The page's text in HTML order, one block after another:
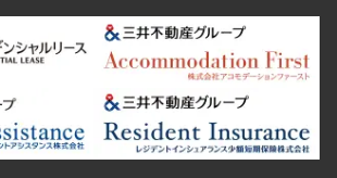
谷・神楽坂・飯田橋
三田・芝・浜松町
月島・勝どき・豊洲
本郷・春日・小石川
・高田馬場・早稲田
祐天寺・学芸大学・自由が丘
成城・砧
池袋・板橋・王子
江東区 台東区 墨田区
中野区
橋区 練馬区 荒川区
足立区